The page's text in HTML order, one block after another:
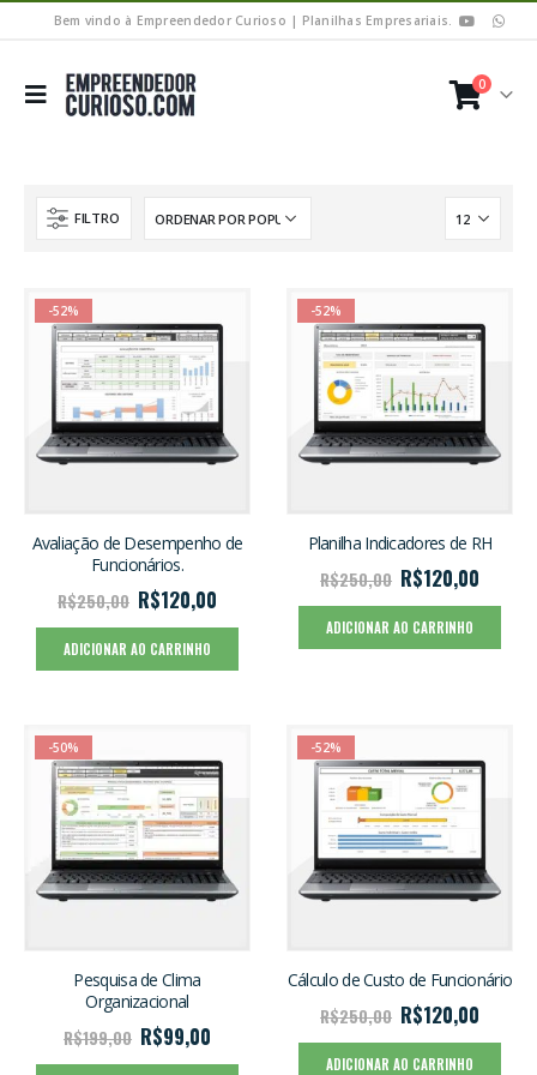
Bem vindo à Empreendedor Curioso | Planilhas Empresariais.
0
FILTRO
-52%
Avaliação de Desempenho de
Funcionários.
R$250,00 O
preço
original
era:
R$250,00.
R$120,00O
preço
atual
R$120,00.
ADICIONAR AO CARRINHO
-52%
Planilha Indicadores de RH
R$250,00 O
preço
original
era:
R$250,00.
R$120,00O
preço
atual
ADICIONAR AO CARRINHO
-50%
Pesquisa de Clima
Organizacional
R$199,00 O
preço
R$99,00O
preço
-52%
Cálculo de Custo de Funcionário
R$250,00 O
preço
original
R$120,00O
preço
atual
ADICIONAR AO CARRINHO